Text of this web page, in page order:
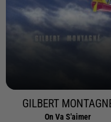
GILBERT
On Va S'aimer